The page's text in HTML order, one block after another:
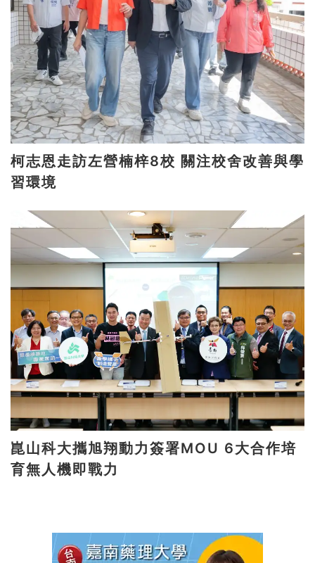
柯志恩走訪左營楠梓8校 關注校舍改善與學
習環境
崑山科大攜旭翔動力簽署MOU 6大合作培
育無人機即戰力